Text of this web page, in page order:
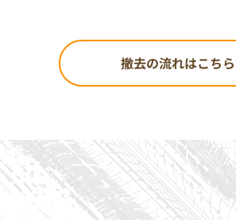
撤去の流れはこちら